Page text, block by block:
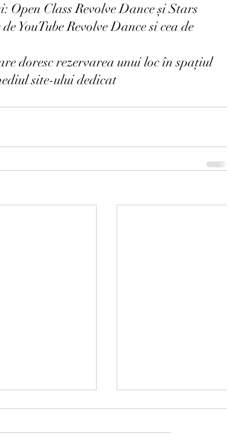
Class Revolve Dance și Stars
YouTube Revolve Dance si cea de
doresc rezervarea unui loc în spațiul
site-ului dedicat